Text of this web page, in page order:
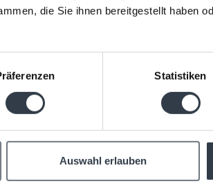
die Sie ihnen bereitgestellt haben
Statistiken
Auswahl erlauben